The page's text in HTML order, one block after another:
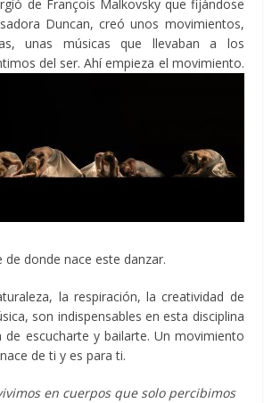
de François Malkovsky que fijándose
Duncan, creó unos movimientos,
unas músicas que llevaban a los
del ser. Ahí empieza el movimiento.
de donde nace este danzar.
la respiración, la creatividad de
son indispensables en esta disciplina
de escucharte y bailarte. Un movimiento
de ti y es para ti.
en cuerpos que solo percibimos